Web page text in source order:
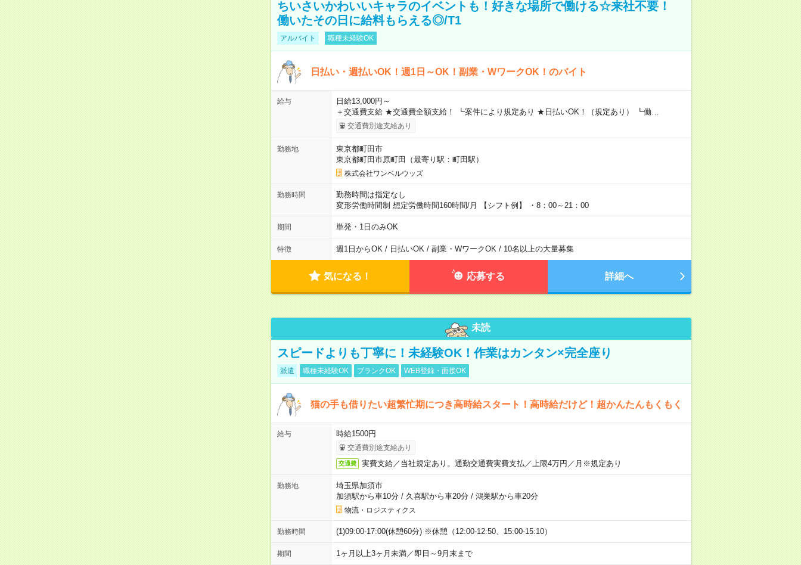
ちいさいかわいいキャラのイベントも！好きな場所で働ける☆来社不要！
働いたその日に給料もらえる◎/T1
アルバイト 職種未経験OK
日払い・週払いOK！週1日～OK！副業・WワークOK！のバイト
給与
日給13,000円～
＋交通費支給 ★交通費全額支給！ ┗案件により規定あり ★日払いOK！（規定あり） ┗働…
交通費別途支給あり
勤務地
東京都町田市
東京都町田市原町田（最寄り駅：町田駅）
株式会社ワンベルウッズ
勤務時間
勤務時間は指定なし
変形労働時間制 想定労働時間160時間/月 【シフト例】 ・8：00～21：00
期間 単発・1日のみOK
特徴 週1日からOK / 日払いOK / 副業・WワークOK / 10名以上の大量募集
気になる！ 応募する 詳細へ
未読
スピードよりも丁寧に！未経験OK！作業はカンタン×完全座り
派遣 職種未経験OK ブランクOK WEB登録・面接OK
猫の手も借りたい超繁忙期につき高時給スタート！高時給だけど！超かんたんもくもく
給与 時給1500円
交通費別途支給あり
交通費 実費支給／当社規定あり。通勤交通費実費支払／上限4万円／月※規定あり
勤務地
埼玉県加須市
加須駅から車10分/ 久喜駅から車20分/ 鴻巣駅から車20分
物流・ロジスティクス
勤務時間 (1)09:00-17:00(休憩60分) ※休憩（12:00-12:50、15:00-15:10）
期間 1ヶ月以上3ヶ月未満／即日～9月末まで